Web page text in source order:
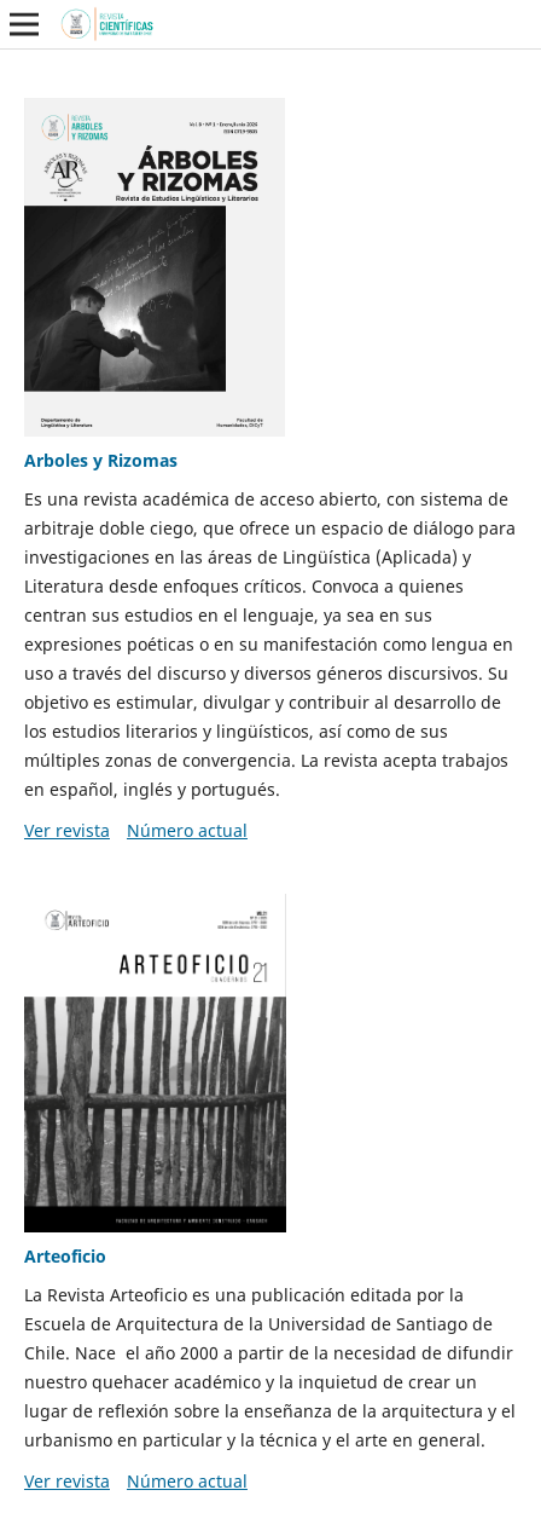
Arboles y Rizomas
Es una revista académica de acceso abierto, con sistema de
arbitraje doble ciego, que ofrece un espacio de diálogo para
investigaciones en las áreas de Lingüística (Aplicada) y
Literatura desde enfoques críticos. Convoca a quienes
centran sus estudios en el lenguaje, ya sea en sus
expresiones poéticas o en su manifestación como lengua en
uso a través del discurso y diversos géneros discursivos. Su
objetivo es estimular, divulgar y contribuir al desarrollo de
los estudios literarios y lingüísticos, así como de sus
múltiples zonas de convergencia. La revista acepta trabajos
en español, inglés y portugués.
Ver revista
Número actual
Arteoficio
La Revista Arteoficio es una publicación editada por la
Escuela de Arquitectura de la Universidad de Santiago de
Chile. Nace el año 2000 a partir de la necesidad de difundir
nuestro quehacer académico y la inquietud de crear un
lugar de reflexión sobre la enseñanza de la arquitectura y el
urbanismo en particular y la técnica y el arte en general.
Ver revista
Número actual